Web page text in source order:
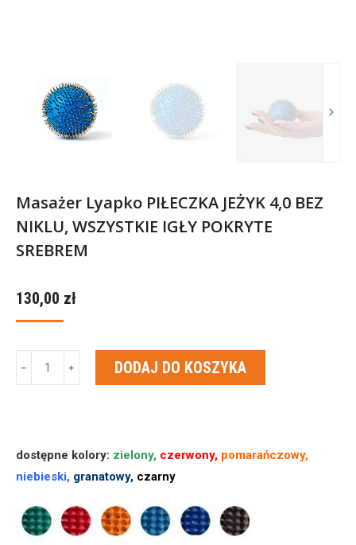
Masażer Lyapko PIŁECZKA JEŻYK 4,0 BEZ
NIKLU, WSZYSTKIE IGŁY POKRYTE
SREBREM
130,00 zł
Masażer
NIKLU,
WSZYSTKIE
﹣ ﹢ DODAJ DO KOSZYKA
dostępne kolory: zielony, czerwony, pomarańczowy,
niebieski, granatowy, czarny